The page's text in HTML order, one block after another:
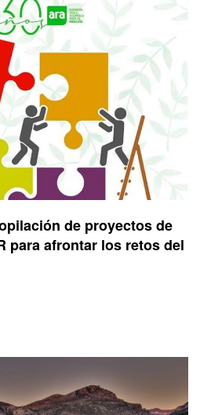
de proyectos de
para afrontar los retos del